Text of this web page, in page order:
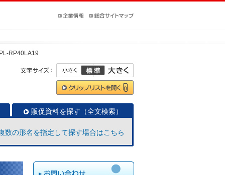
RP40LA19
販促資料を探す（全文検索）
数の形名を指定して探す場合はこちら